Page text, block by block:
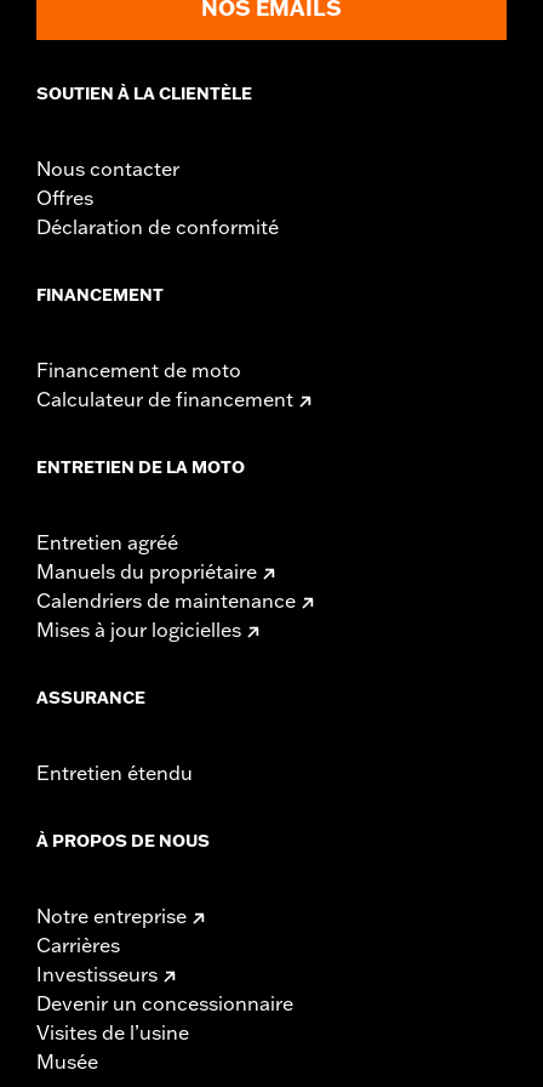
change in clutch and/or throttle cable and brake lines
for some models. Handlebar height is regulated in many
meets applicable regulations.
NOS EMAILS
SOUTIEN À LA CLIENTÈLE
Nous contacter
Offres
Déclaration de conformité
FINANCEMENT
Financement de moto
Calculateur de financement
ENTRETIEN DE LA MOTO
Entretien agréé
Manuels du propriétaire
Calendriers de maintenance
Mises à jour logicielles
ASSURANCE
Entretien étendu
À PROPOS DE NOUS
Notre entreprise
Carrières
Investisseurs
Devenir un concessionnaire
Visites de l’usine
Musée